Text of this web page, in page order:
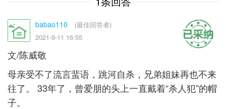
babao110
(最佳回答者)
2021-9-11 16:55
文/陈威敬
母亲受不了流言蜚语，跳河自杀，兄弟姐妹再也不来
往了。 33年了，曾爱朋的头上一直戴着“杀人犯”的帽
子。